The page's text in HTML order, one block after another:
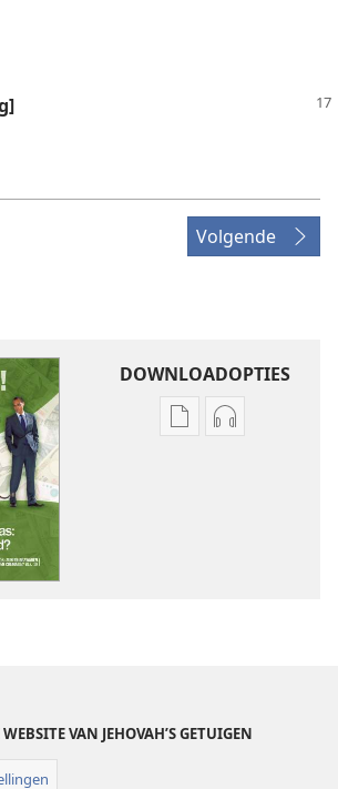
Volgende
DOWNLOADOPTIES
Downloadopties
VAN JEHOVAH’S GETUIGEN